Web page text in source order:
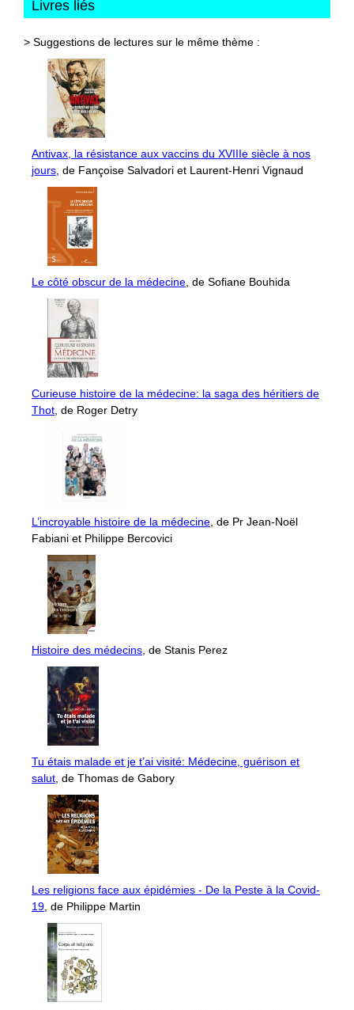
Livres liés
> Suggestions de lectures sur le même thème :
Antivax, la résistance aux vaccins du XVIIIe siècle à nos
jours , de Fançoise Salvadori et Laurent-Henri Vignaud
Le côté obscur de la médecine , de Sofiane Bouhida
Curieuse histoire de la médecine: la saga des héritiers de
Thot , de Roger Detry
L’incroyable histoire de la médecine , de Pr Jean-Noël
Fabiani et Philippe Bercovici
Histoire des médecins , de Stanis Perez
Tu étais malade et je t’ai visité: Médecine, guérison et
salut , de Thomas de Gabory
Les religions face aux épidémies - De la Peste à la Covid-
19 , de Philippe Martin